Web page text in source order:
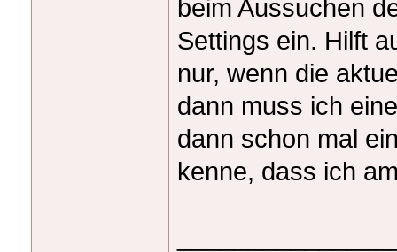
beim Aussuchen
Settings ein. Hilft
nur, wenn die
dann muss ich
dann schon mal
kenne, dass ich